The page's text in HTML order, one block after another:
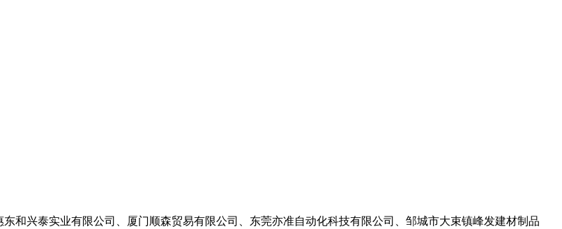
和兴泰实业有限公司、厦门顺森贸易有限公司、东莞亦准自动化科技有限公司、邹城市大束镇峰发建材制品